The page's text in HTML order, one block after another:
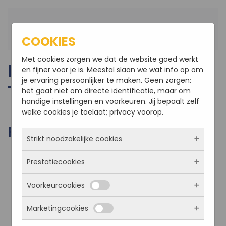
RENOVATIE WOONHUIS
TE ZEGGE
FOTO'S VAN HET PROJECT
COOKIES
Met cookies zorgen we dat de website goed werkt
en fijner voor je is. Meestal slaan we wat info op om
je ervaring persoonlijker te maken. Geen zorgen:
het gaat niet om directe identificatie, maar om
handige instellingen en voorkeuren. Jij bepaalt zelf
welke cookies je toelaat; privacy voorop.
Strikt noodzakelijke cookies
Deze cookies zorgen ervoor dat de website
überhaupt werkt. Ze zijn dus altijd actief en
kunnen niet worden uitgezet. Meestal worden
ze alleen geplaatst als jij iets doet, zoals
inloggen, een formulier invullen of je
privacyvoorkeuren opslaan. Je kunt je browser
Prestatiecookies
Met deze cookies zien we hoe vaak onze site
bezocht wordt, waar bezoekers vandaan
komen en welke pagina’s populair zijn. Zo
kunnen we de website blijven verbeteren.
Voorkeurcookies
Deze cookies onthouden jouw voorkeuren.
Bijvoorbeeld taalkeuze of ingevulde gegevens.
Marketingcookies